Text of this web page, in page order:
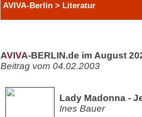
AVIVA-Berlin > Literatur
AVIVA-BERLIN.de im August
Beitrag vom 04.02.2003
Lady Madonna -
Ines Bauer